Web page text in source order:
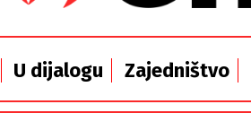
U dijalogu Zajedništvo